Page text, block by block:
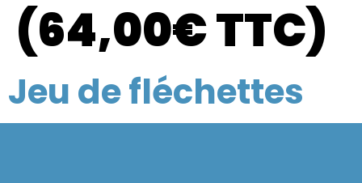
(64,00€ TTC)
Jeu de fléchettes